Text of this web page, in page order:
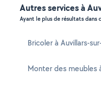
Autres services à
Ayant le plus de résultats dans
Bricoler à Auvillars-
Monter des meubles